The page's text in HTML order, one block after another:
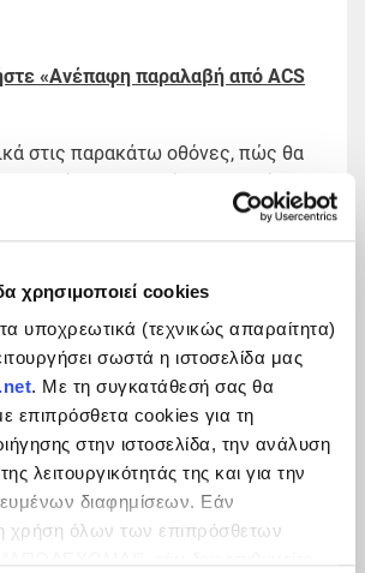
χρησιμοποιεί cookies
υποχρεωτικά (τεχνικώς απαραίτητα)
σωστά η ιστοσελίδα μας
. Με τη συγκατάθεσή σας θα
επιπρόσθετα cookies για τη
στην ιστοσελίδα, την ανάλυση
λειτουργικότητάς της και για την
διαφημίσεων. Εάν
χρήση όλων των επιπρόσθετων
«Ανέπαφη παραλαβή από ACS
στις παρακάτω οθόνες, πώς θα
κουμπί που θα ανοίξει τη θυρίδα,